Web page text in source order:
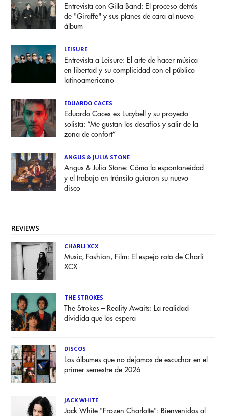
Entrevista con Gilla Band: El proceso detrás
de "Giraffe" y sus planes de cara al nuevo
álbum
LEISURE
Entrevista a Leisure: El arte de hacer música
en libertad y su complicidad con el público
latinoamericano
EDUARDO CACES
Eduardo Caces ex Lucybell y su proyecto
solista: “Me gustan los desafíos y salir de la
zona de confort”
ANGUS & JULIA STONE
Angus & Julia Stone: Cómo la espontaneidad
y el trabajo en tránsito guiaron su nuevo
disco
REVIEWS
CHARLI XCX
Music, Fashion, Film: El espejo roto de Charli
XCX
THE STROKES
The Strokes – Reality Awaits: La realidad
dividida que los espera
DISCOS
Los álbumes que no dejamos de escuchar en el
primer semestre de 2026
JACK WHITE
Jack White "Frozen Charlotte": Bienvenidos al